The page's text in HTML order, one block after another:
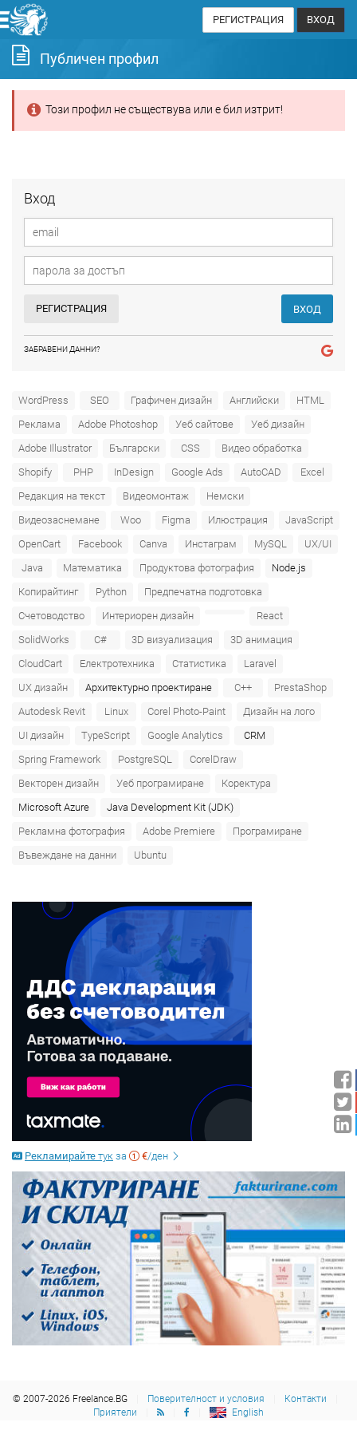
РЕГИСТРАЦИЯ ВХОД
Вход
РЕГИСТРАЦИЯ ВХОД
ЗАБРАВЕНИ ДАННИ?
WordPress SEO Графичен дизайн Английски
HTML
Реклама
Adobe Photoshop Уеб сайтове
Уеб дизайн
Adobe Illustrator
Български CSS
Видео обработка
Shopify
PHP InDesign Google Ads AutoCAD
Excel
Редакция на текст
Видеомонтаж
Немски
Видеозаснемане
Woo Figma Илюстрация
JavaScript
OpenCart
Facebook Canva Инстаграм MySQL
UX/UI
Java
Математика Продуктова фотография
Node.js
Копирайтинг
Python
Предпечатна подготовка
Счетоводство
Интериорен дизайн
React
SolidWorks
C# 3D визуализация
3D анимация
CloudCart
Електротехника Статистика
Laravel
UX дизайн
Архитектурно проектиране C++
PrestaShop
Autodesk Revit
Linux Corel Photo-Paint
Дизайн на лого
UI дизайн
TypeScript Google Analytics
CRM
Spring Framework
PostgreSQL
CorelDraw
Векторен дизайн
Уеб програмиране
Коректура
Microsoft Azure‎
Java Development Kit (JDK)
Рекламна фотография
Adobe Premiere
Програмиране
Въвеждане на данни
Ubuntu
Рекламирайте тук за €/ден
Публичен профил
Този профил не съществува или е бил изтрит!
© 2007-2026 Freelance.BG Поверителност и условия
Контакти
Приятели
English